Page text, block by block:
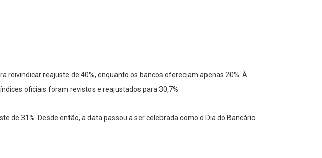
reivindicar reajuste de 40%, enquanto os bancos ofereciam apenas 20%. À
oficiais foram revistos e reajustados para 30,7%.
31%. Desde então, a data passou a ser celebrada como o Dia do Bancário.